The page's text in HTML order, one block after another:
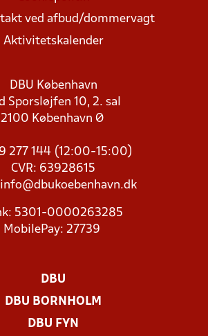
ved afbud/dommervagt
Aktivitetskalender
DBU København
Sporsløjfen 10, 2. sal
2100 København Ø
277 144 (12:00-15:00)
CVR: 63928615
info@dbukoebenhavn.dk
5301-0000263285
MobilePay: 27739
DBU
DBU BORNHOLM
DBU FYN